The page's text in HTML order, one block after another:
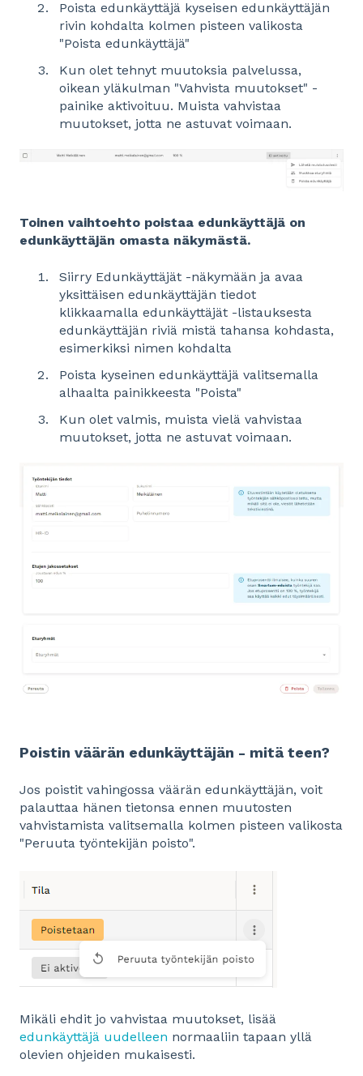
Poista edunkäyttäjä kyseisen edunkäyttäjän
rivin kohdalta kolmen pisteen valikosta
"Poista edunkäyttäjä"
Kun olet tehnyt muutoksia palvelussa,
oikean yläkulman "Vahvista muutokset" -
painike aktivoituu. Muista vahvistaa
muutokset, jotta ne astuvat voimaan.
Toinen vaihtoehto poistaa edunkäyttäjä on
edunkäyttäjän omasta näkymästä.
Siirry Edunkäyttäjät -näkymään ja avaa
yksittäisen edunkäyttäjän tiedot
klikkaamalla edunkäyttäjät -listauksesta
edunkäyttäjän riviä mistä tahansa kohdasta,
esimerkiksi nimen kohdalta
Poista kyseinen edunkäyttäjä valitsemalla
alhaalta painikkeesta "Poista"
Kun olet valmis, muista vielä vahvistaa
muutokset, jotta ne astuvat voimaan.
Poistin väärän edunkäyttäjän - mitä teen?
Jos poistit vahingossa väärän edunkäyttäjän, voit
palauttaa hänen tietonsa ennen muutosten
vahvistamista valitsemalla kolmen pisteen valikosta
"Peruuta työntekijän poisto".
Mikäli ehdit jo vahvistaa muutokset, lisää
edunkäyttäjä uudelleen normaaliin tapaan yllä
olevien ohjeiden mukaisesti.